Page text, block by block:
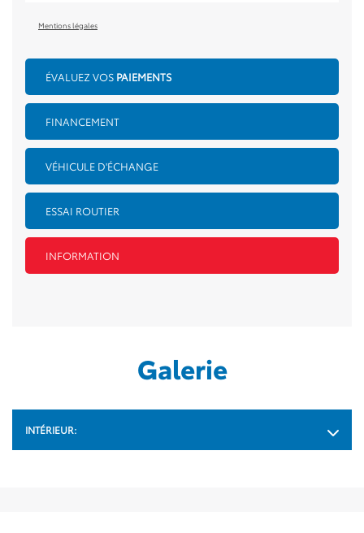
Galerie
INTÉRIEUR:
Mentions légales
ÉVALUEZ VOS PAIEMENTS
FINANCEMENT
VÉHICULE D'ÉCHANGE
ESSAI ROUTIER
INFORMATION